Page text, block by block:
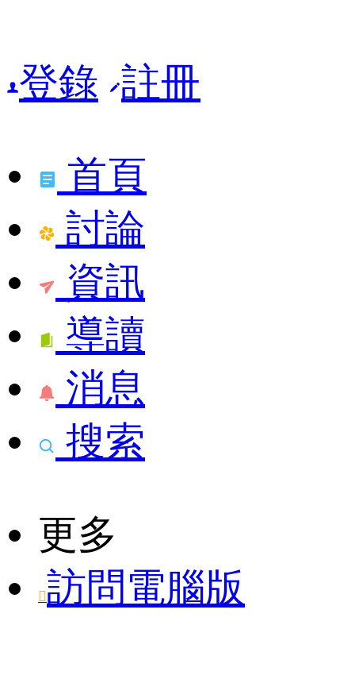
登錄 註冊
首頁
討論
資訊
導讀
消息
搜索
更多
訪問電腦版